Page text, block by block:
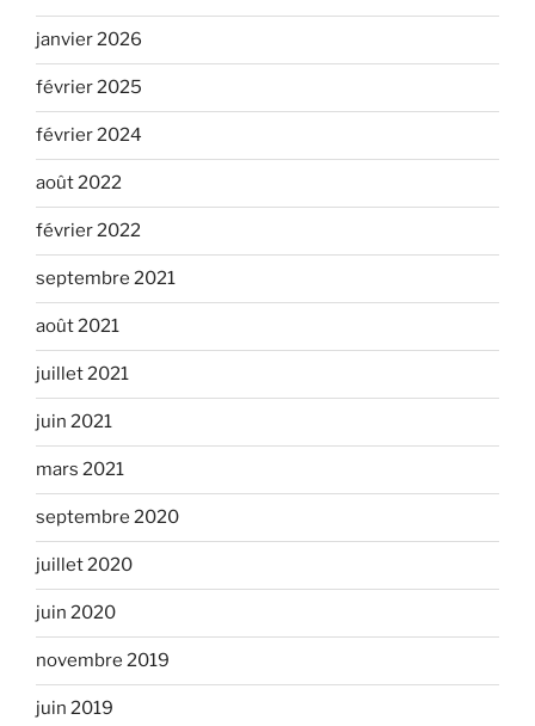
janvier 2026
février 2025
février 2024
août 2022
février 2022
septembre 2021
août 2021
juillet 2021
juin 2021
mars 2021
septembre 2020
juillet 2020
juin 2020
novembre 2019
juin 2019